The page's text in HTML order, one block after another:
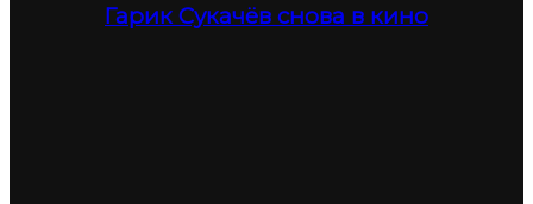
Гарик Сукачёв снова в кино